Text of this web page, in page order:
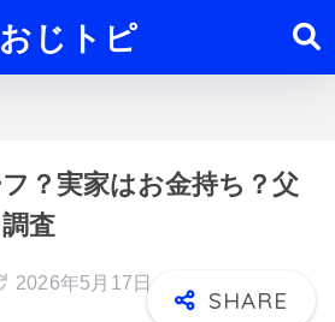
おじトピ
？実家はお金持ち？父
査
2026年5月17日